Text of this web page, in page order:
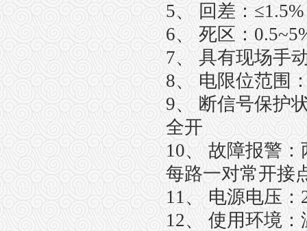
5、 回差：
6、 死区：
7、 具有现场手
8、 电限位范围
9、 断信号保护
全开
10、 故障报警
每路一对常开接
11、 电源电压：
12、 使用环境